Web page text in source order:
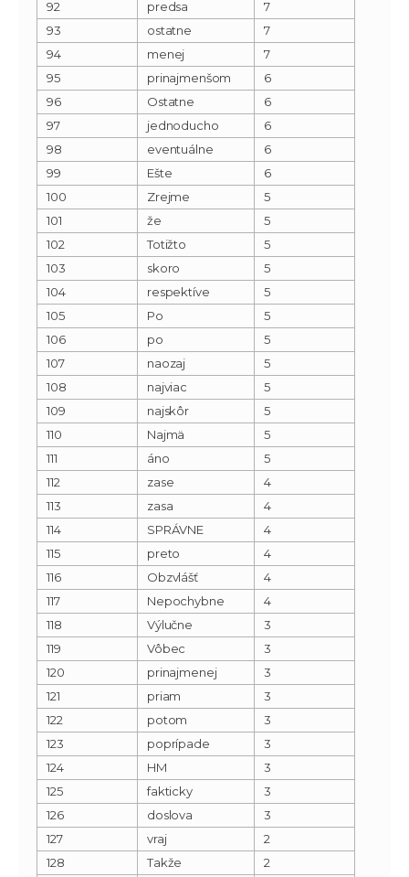
92 predsa
7
93
ostatne
7
94
menej
7
95
prinajmenšom
6
96
Ostatne
6
97
jednoducho
6
98
eventuálne
6
99
Ešte
6
100
Zrejme
5
101
že
5
102
Totižto
5
103
skoro
5
104
respektíve
5
105
Po
5
106
po
5
107
naozaj
5
108
najviac
5
109
najskôr
5
110
Najmä
5
111
áno
5
112
zase
4
113
zasa
4
114
SPRÁVNE
4
115
preto
4
116
Obzvlášť
4
117
Nepochybne
4
118
Výlučne
3
119
Vôbec
3
120
prinajmenej
3
121
priam
3
122
potom
3
123
poprípade
3
124
HM
3
125
fakticky
3
126
doslova
3
127
vraj
2
128
Takže
2